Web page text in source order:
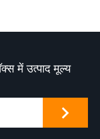
में उत्पाद मूल्य